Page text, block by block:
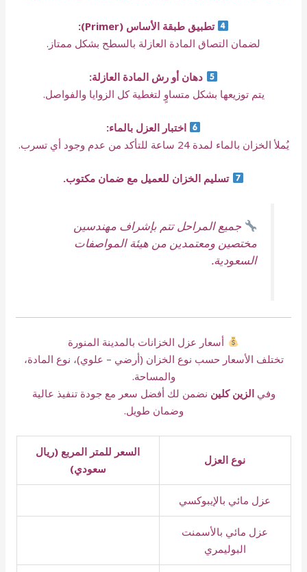
تطبيق طبقة الأساس (Primer):
لضمان التصاق المادة العازلة بالسطح بشكل ممتاز.
دهان أو رش المادة العازلة:
يتم توزيعها بشكل متساوٍ لتغطية كل الزوايا والفواصل.
اختبار العزل بالماء:
يُملأ الخزان بالماء لمدة 24 ساعة للتأكد من عدم وجود أي تسرب.
تسليم الخزان للعميل مع ضمان مكتوب.
جميع المراحل تتم بإشراف مهندسين
مختصين ومعتمدين من هيئة المواصفات
السعودية.
أسعار عزل الخزانات بالمدينة المنورة
تختلف الأسعار حسب نوع الخزان (أرضي – علوي)، نوع المادة،
والمساحة.
وفيالزين كلين نضمن لك أفضل سعر مع جودة تنفيذ عالية
وضمان طويل.
نوع العزل
السعر للمتر المربع (ريال
سعودي)
عزل مائي بالإيبوكسي
عزل مائي بالأسمنت
البوليمري